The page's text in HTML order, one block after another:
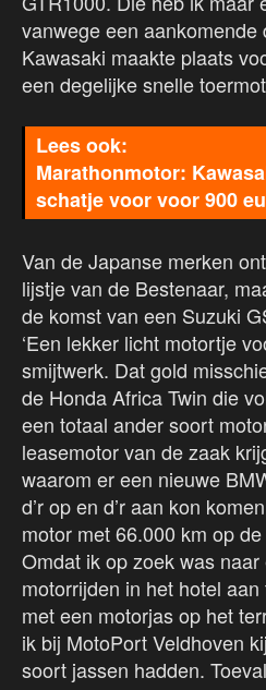
vanwege een aankomende
Kawasaki maakte plaats
een degelijke snelle
Marathonmotor:
schatje voor voor 900
Van de Japanse merken
lijstje van de Bestenaar,
de komst van een Suzuki
‘Een lekker licht motortje
smijtwerk. Dat gold
de Honda Africa Twin die
een totaal ander soort
leasemotor van de zaak
waarom er een nieuwe
d’r op en d’r aan kon
motor met 66.000 km op
Omdat ik op zoek was
motorrijden in het hotel
met een motorjas op het
ik bij MotoPort Veldhoven
soort jassen hadden.